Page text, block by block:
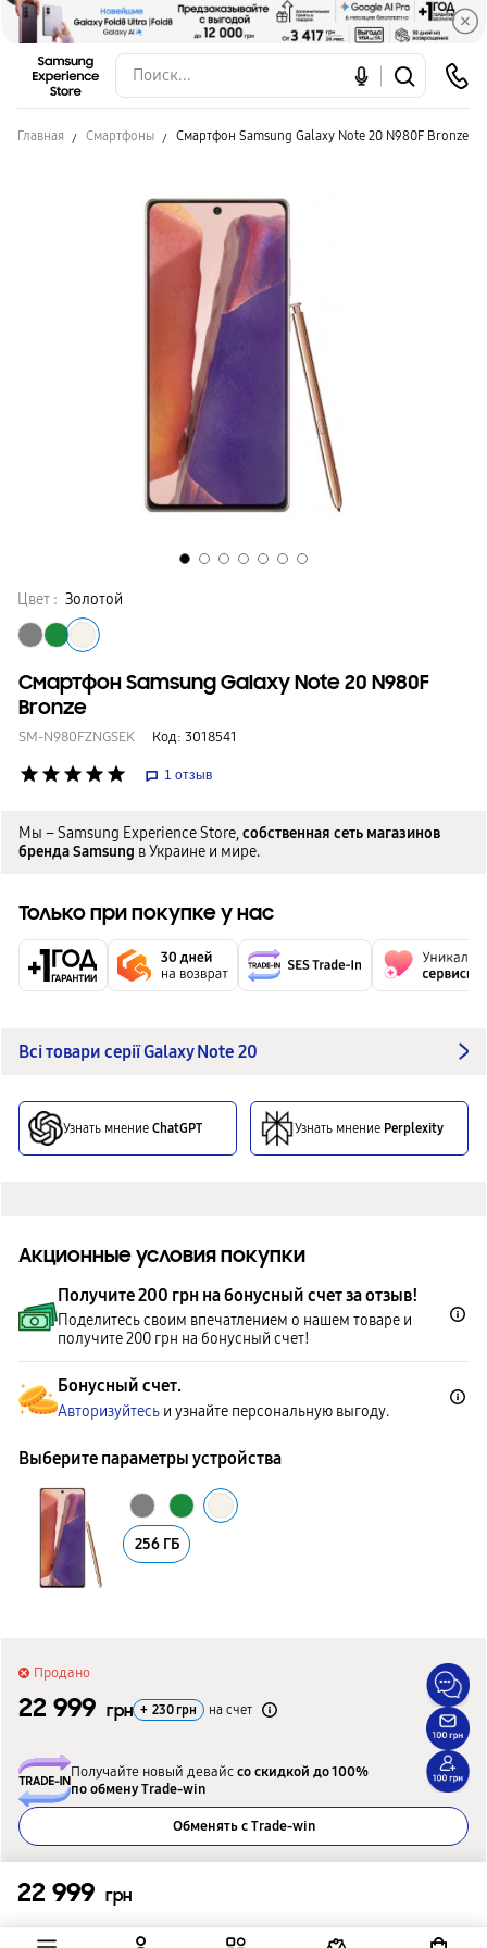
Главная Смартфоны Смартфон Samsung Galaxy Note 20 N980F Bronze
Цвет : Золотой
Смартфон Samsung Galaxy Note 20 N980F
Bronze
SM-N980FZNGSEK Код: 3018541
star star star star star 1 отзыв
Мы – Samsung Experience Store,собственная сеть магазинов
бренда Samsung в Украине и мире.
Только при покупке у нас
Всі товари серії Galaxy Note 20
Узнать мнение ChatGPT Узнать мнение Perplexity
Акционные условия покупки
Получите 200 грн на бонусный счет за отзыв!
Поделитесь своим впечатлением о нашем товаре и
получите 200 грн на бонусный счет!
Бонусный счет.
Авторизуйтесь и узнайте персональную выгоду.
Выберите параметры устройства
256 ГБ
Продано
22 999 грн + 230 грн на счет
Получайте новый девайссо скидкой до 100%
по обмену Trade-win
Обменять с Trade-win
Подобрать альтернативную модель
Подобрать
22 999 грн